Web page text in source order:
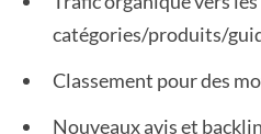
catégories/produits/
Classement pour des
Nouveaux avis et